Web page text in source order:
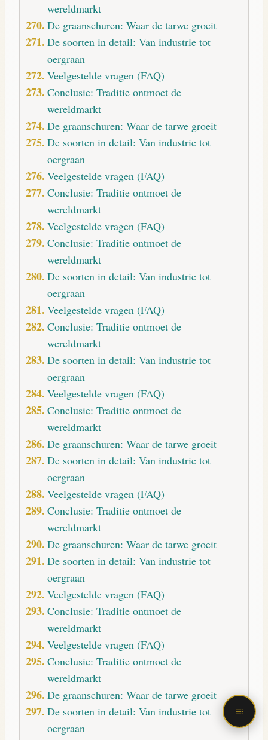
wereldmarkt
De graanschuren: Waar de tarwe groeit
De soorten in detail: Van industrie tot
oergraan
Veelgestelde vragen (FAQ)
Conclusie: Traditie ontmoet de
wereldmarkt
De graanschuren: Waar de tarwe groeit
De soorten in detail: Van industrie tot
oergraan
Veelgestelde vragen (FAQ)
Conclusie: Traditie ontmoet de
wereldmarkt
Veelgestelde vragen (FAQ)
Conclusie: Traditie ontmoet de
wereldmarkt
De soorten in detail: Van industrie tot
oergraan
Veelgestelde vragen (FAQ)
Conclusie: Traditie ontmoet de
wereldmarkt
De soorten in detail: Van industrie tot
oergraan
Veelgestelde vragen (FAQ)
Conclusie: Traditie ontmoet de
wereldmarkt
De graanschuren: Waar de tarwe groeit
De soorten in detail: Van industrie tot
oergraan
Veelgestelde vragen (FAQ)
Conclusie: Traditie ontmoet de
wereldmarkt
De graanschuren: Waar de tarwe groeit
De soorten in detail: Van industrie tot
oergraan
Veelgestelde vragen (FAQ)
Conclusie: Traditie ontmoet de
wereldmarkt
Veelgestelde vragen (FAQ)
Conclusie: Traditie ontmoet de
wereldmarkt
De graanschuren: Waar de tarwe groeit
De soorten in detail: Van industrie tot
oergraan